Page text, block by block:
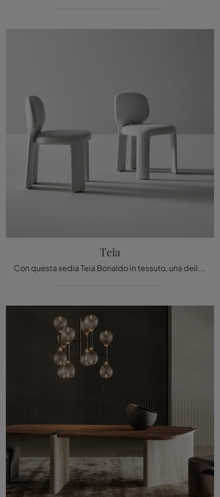
Teia
Con questa sedia Teia Bonaldo in tessuto, una delle nostre sedute fisse design, potrai impreziosire i tuoi locali.